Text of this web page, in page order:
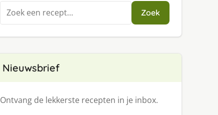
Zoeken
naar:
Zoek
Nieuwsbrief
Ontvang de lekkerste recepten in je inbox.